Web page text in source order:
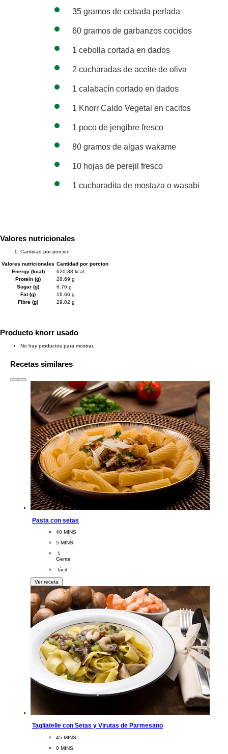
35 gramos de cebada perlada
60 gramos de garbanzos cocidos
1 cebolla cortada en dados
2 cucharadas de aceite de oliva
1 calabacín cortado en dados
1 Knorr Caldo Vegetal en cacitos
1 poco de jengibre fresco
80 gramos de algas wakame
10 hojas de perejil fresco
1 cucharadita de mostaza o wasabi
Valores nutricionales
Cantidad por porcion
Valores nutricionales Cantidad por porcion
Energy (kcal)
620.38 kcal
Protein (g)
28.69 g
Sugar (g)
6.76 g
Fat (g)
16.66 g
Fibre (g)
29.02 g
Producto knorr usado
No hay productos para mostrar.
Recetas similares
Pasta con setas
CookingTime
40 MINS
PreparationTime
5 MINS
Servings
1
Gente
Difficulty
fácil
Ver receta
Tagliatelle con Setas y Virutas de Parmesano
CookingTime
45 MINS
PreparationTime
0 MINS